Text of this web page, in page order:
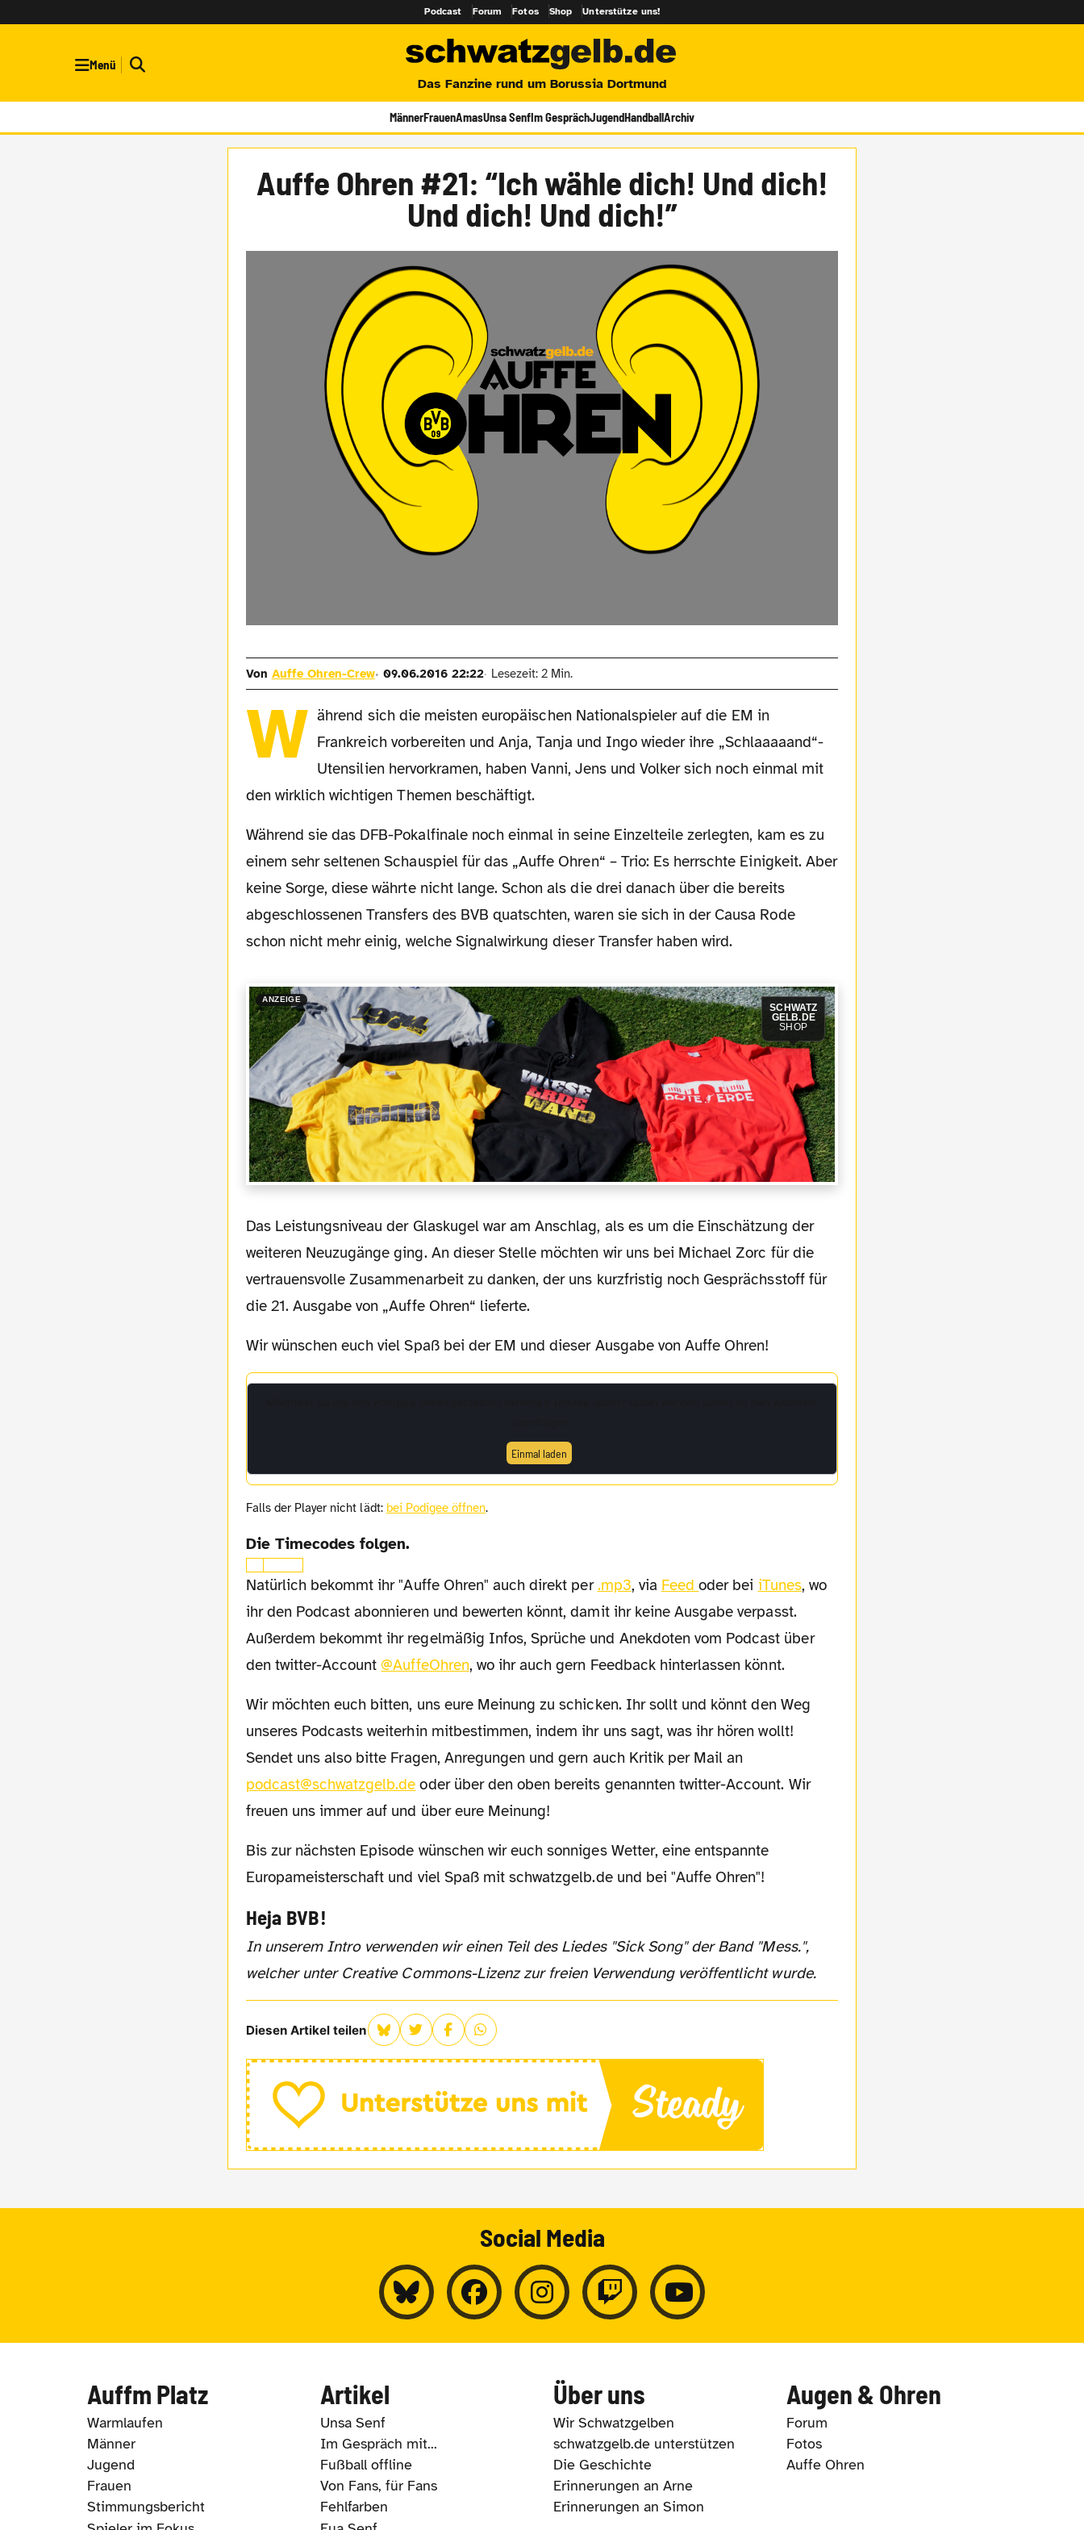
Podcast Forum Fotos Shop Unterstütze uns!
Menü
Das Fanzine rund um Borussia Dortmund
MännerFrauenAmasUnsa SenfIm GesprächJugendHandballArchiv
Auffe Ohren #21: “Ich wähle dich! Und dich!
Und dich! Und dich!”
Von Auffe Ohren-Crew 09.06.2016 22:22 Lesezeit: 2 Min.
W ährend sich die meisten europäischen Nationalspieler auf die EM in
Frankreich vorbereiten und Anja, Tanja und Ingo wieder ihre „Schlaaaaand“-
Utensilien hervorkramen, haben Vanni, Jens und Volker sich noch einmal mit
den wirklich wichtigen Themen beschäftigt.
Während sie das DFB-Pokalfinale noch einmal in seine Einzelteile zerlegten, kam es zu
einem sehr seltenen Schauspiel für das „Auffe Ohren“ – Trio: Es herrschte Einigkeit. Aber
keine Sorge, diese währte nicht lange. Schon als die drei danach über die bereits
abgeschlossenen Transfers des BVB quatschten, waren sie sich in der Causa Rode
schon nicht mehr einig, welche Signalwirkung dieser Transfer haben wird.
ANZEIGE
SCHWATZ
GELB.DE
SHOP
Das Leistungsniveau der Glaskugel war am Anschlag, als es um die Einschätzung der
weiteren Neuzugänge ging. An dieser Stelle möchten wir uns bei Michael Zorc für die
vertrauensvolle Zusammenarbeit zu danken, der uns kurzfristig noch Gesprächsstoff für
die 21. Ausgabe von „Auffe Ohren“ lieferte.
Wir wünschen euch viel Spaß bei der EM und dieser Ausgabe von Auffe Ohren!
Einmal laden
Falls der Player nicht lädt: bei Podigee öffnen.
Die Timecodes folgen.
Natürlich bekommt ihr "Auffe Ohren" auch direkt per.mp3, via Feedoder bei iTunes, wo
ihr den Podcast abonnieren und bewerten könnt, damit ihr keine Ausgabe verpasst.
Außerdem bekommt ihr regelmäßig Infos, Sprüche und Anekdoten vom Podcast über
den twitter-Account @AuffeOhren, wo ihr auch gern Feedback hinterlassen könnt.
Wir möchten euch bitten, uns eure Meinung zu schicken. Ihr sollt und könnt den Weg
unseres Podcasts weiterhin mitbestimmen, indem ihr uns sagt, was ihr hören wollt!
Sendet uns also bitte Fragen, Anregungen und gern auch Kritik per Mail an
podcast@schwatzgelb.de oder über den oben bereits genannten twitter-Account. Wir
freuen uns immer auf und über eure Meinung!
Bis zur nächsten Episode wünschen wir euch sonniges Wetter, eine entspannte
Europameisterschaft und viel Spaß mit schwatzgelb.de und bei "Auffe Ohren"!
Heja BVB!
In unserem Intro verwenden wir einen Teil des Liedes "Sick Song" der Band "Mess.",
welcher unter Creative Commons-Lizenz zur freien Verwendung veröffentlicht wurde.
Diesen Artikel teilen
Social Media
Auffm Platz
Warmlaufen
Männer
Jugend
Frauen
Stimmungsbericht
Artikel
Unsa Senf
Im Gespräch mit...
Fußball offline
Von Fans, für Fans
Fehlfarben
Über uns
Wir Schwatzgelben
schwatzgelb.de unterstützen
Die Geschichte
Erinnerungen an Arne
Erinnerungen an Simon
Augen & Ohren
Forum
Fotos
Auffe Ohren